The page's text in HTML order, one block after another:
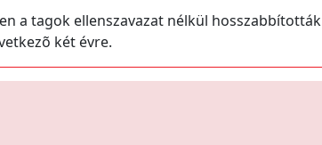
a tagok ellenszavazat nélkül hosszabbították
két évre.